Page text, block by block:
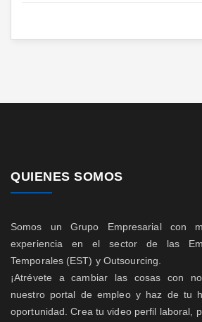
QUIENES SOMOS
Somos un Grupo Empresarial con
experiencia en el sector de las
Temporales (EST) y Outsourcing.
¡Atrévete a cambiar las cosas con
nuestro portal de empleo y haz de tu
oportunidad. Crea tu video perfil laboral,